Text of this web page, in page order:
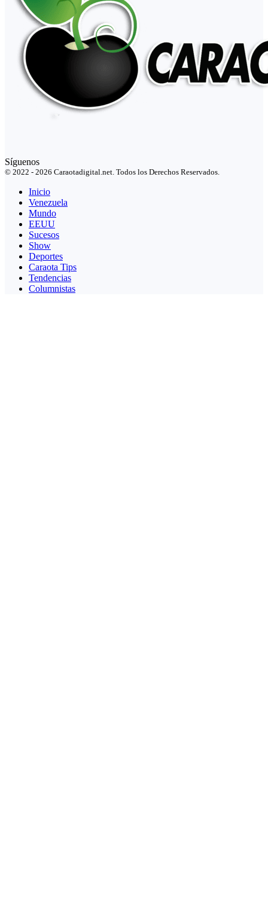
Síguenos
© 2022 - 2026 Caraotadigital.net. Todos los Derechos Reservados.
Inicio
Venezuela
Mundo
EEUU
Sucesos
Show
Deportes
Caraota Tips
Tendencias
Columnistas